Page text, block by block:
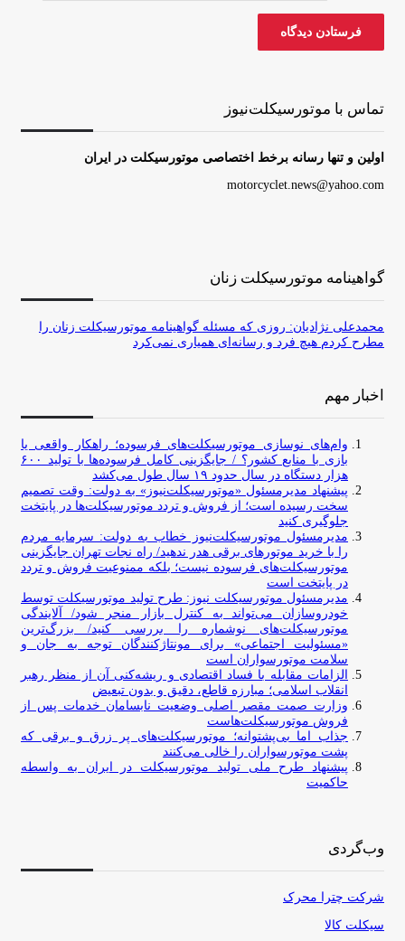
تماس با موتورسیکلت‌نیوز
اولین و تنها رسانه برخط اختصاصی موتورسیکلت در ایران
motorcyclet.news@yahoo.com
گواهینامه موتورسیکلت زنان
محمدعلی نژادیان: روزی که مسئله گواهینامه موتورسیکلت زنان را
مطرح کردم هیچ فرد و رسانه‌ای همیاری نمی‌کرد
اخبار مهم
وام‌های نوسازی موتورسیکلت‌های فرسوده؛ راهکار واقعی یا
بازی با منابع کشور؟ / جایگزینی کامل فرسوده‌ها با تولید ۶۰۰
هزار دستگاه در سال حدود ۱۹ سال طول می‌کشد
پیشنهاد مدیرمسئول «موتورسیکلت‌نیوز» به دولت: وقت تصمیم
سخت رسیده است؛ از فروش و تردد موتورسیکلت‌ها در پایتخت
جلوگیری کنید
مدیرمسئول موتورسیکلت‌نیوز خطاب به دولت: سرمایه مردم
را با خرید موتورهای برقی هدر ندهید/ راه نجات تهران جایگزینی
موتورسیکلت‌های فرسوده نیست؛ بلکه ممنوعیت فروش و تردد
در پایتخت است
مدیرمسئول موتورسیکلت نیوز: طرح تولید موتورسیکلت توسط
خودروسازان می‌تواند به کنترل بازار منجر شود/ آلایندگی
موتورسیکلت‌های نوشماره را بررسی کنید/ بزرگ‌ترین
«مسئولیت اجتماعی» برای مونتاژکنندگان توجه به جان و
سلامت موتورسواران است
الزامات مقابله با فساد اقتصادی و ریشه‌کنی آن از منظر رهبر
انقلاب اسلامی؛ مبارزه قاطع، دقیق و بدون تبعیض
وزارت صمت مقصر اصلی وضعیت نابسامان خدمات پس از
فروش موتورسیکلت‌هاست
جذاب اما بی‌پشتوانه؛ موتورسیکلت‌های پر زرق‌ و برقی که
پشت موتورسواران را خالی می‌کنند
پیشنهاد طرح ملی تولید موتورسیکلت در ایران به واسطه
حاکمیت
وب‌گردی
شرکت چترا محرک
سیکلت کالا